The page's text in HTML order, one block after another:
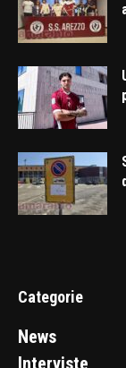
Categorie
News
Interviste